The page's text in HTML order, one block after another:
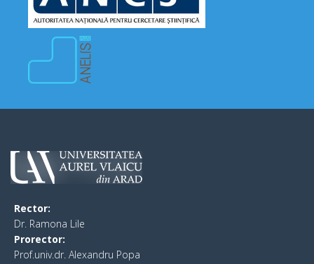
Rector:
​Dr. Ramona Lile
Prorector:
Prof.univ.dr. Alexandru Popa